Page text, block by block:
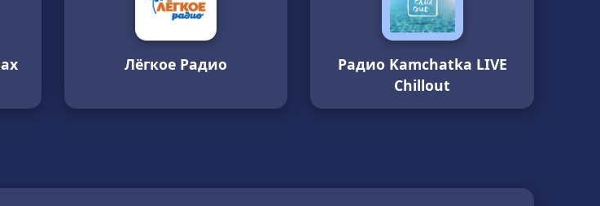
Лёгкое Радио
Радио Kamchatka LIVE
Chillout